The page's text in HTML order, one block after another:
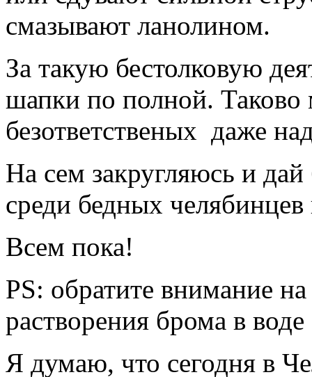
смазывают ланолином.
За такую бестолковую
шапки по полной. Таково
безответственых даже
На сем закругляюсь и
среди бедных челябинцев
Всем пока!
PS: обратите внимание
растворения брома в
Я думаю, что сегодня в